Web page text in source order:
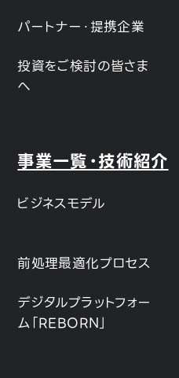
パートナー・提携企業
投資をご検討の皆さま
へ
事業一覧・技術紹介
ビジネスモデル
前処理最適化プロセス
デジタルプラットフォー
ム「REBORN」